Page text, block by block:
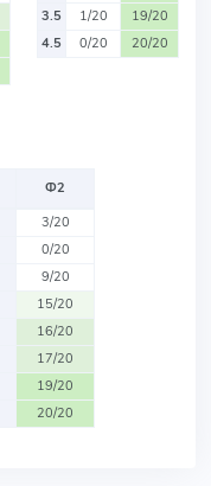
3.5
1/20
19/20
4.5
0/20 20/20
Ф2
3/20
0/20
9/20
15/20
16/20
17/20
19/20
20/20